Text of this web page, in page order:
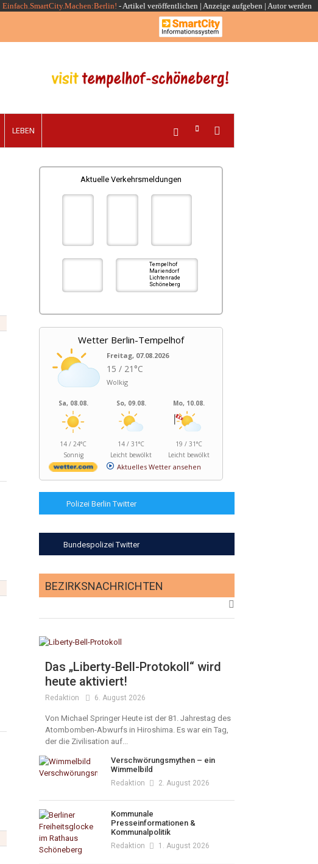
Einfach.SmartCity.Machen:Berlin! -Artikel veröffentlichen | Anzeige aufgeben | Autor werden
LEBEN
Aktuelle Verkehrsmeldungen
Tempelhof
Mariendorf
Lichtenrade
Schöneberg
Wetter Berlin-Tempelhof
Freitag, 07.08.2026
15 / 21°C
Wolkig
Sa, 08.08.
14 / 24°C
Sonnig
So, 09.08.
14 / 31°C
Leicht bewölkt
Mo, 10.08.
19 / 31°C
Leicht bewölkt
Aktuelles Wetter ansehen
Polizei Berlin Twitter
Bundespolizei Twitter
BEZIRKSNACHRICHTEN
Das „Liberty-Bell-Protokoll“ wird
heute aktiviert!
Redaktion 6. August 2026
Von Michael Springer Heute ist der 81. Jahrestag des
Atombomben-Abwurfs in Hiroshima. Es war ein Tag,
der die Zivilisation auf...
Verschwörungsmythen – ein
Wimmelbild
Redaktion 2. August 2026
Kommunale
Presseinformationen &
Kommunalpolitik
Redaktion 1. August 2026